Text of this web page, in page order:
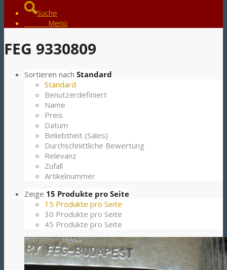
Suche
Menü
FEG 9330809
Sortieren nach Standard
Standard
Benutzerdefiniert
Name
Preis
Datum
Beliebtheit (Sales)
Durchschnittliche Bewertung
Relevanz
Zufall
Artikelnummer
Zeige 15 Produkte pro Seite
15 Produkte pro Seite
30 Produkte pro Seite
45 Produkte pro Seite